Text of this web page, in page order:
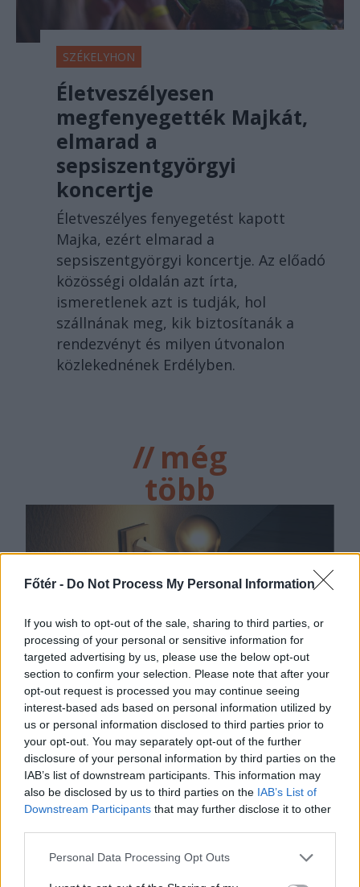
Főtér - Do Not Process My Personal Information
If you wish to opt-out of the sale, sharing to third parties, or
processing of your personal or sensitive information for
targeted advertising by us, please use the below opt-out
section to confirm your selection. Please note that after your
opt-out request is processed you may continue seeing
interest-based ads based on personal information utilized by
us or personal information disclosed to third parties prior to
your opt-out. You may separately opt-out of the further
disclosure of your personal information by third parties on the
IAB’s list of downstream participants. This information may
also be disclosed by us to third parties on the IAB’s List of
Downstream Participants that may further disclose it to other
Personal Data Processing Opt Outs
SZÉKELYHON
Életveszélyesen
megfenyegették Majkát,
elmarad a
sepsiszentgyörgyi
koncertje
Életveszélyes fenyegetést kapott
Majka, ezért elmarad a
sepsiszentgyörgyi koncertje. Az előadó
közösségi oldalán azt írta,
ismeretlenek azt is tudják, hol
szállnának meg, kik biztosítanák a
rendezvényt és milyen útvonalon
közlekednének Erdélyben.
//még
több
főtér.ro
2026. AUGUSZTUS 06., CSÜTÖRTÖK
Bolojan: az általános
energiaválság miatt
rendkívüli
intézkedéseket hoztunk
csütörtökön – hírmix
Energiatakarékosságra hívja fel a